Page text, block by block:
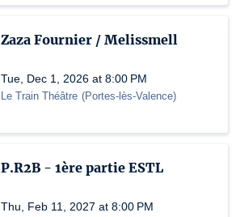
Zaza Fournier / Melissmell
Tue, Dec 1, 2026 at 8:00 PM
Le Train Théâtre (Portes-lès-Valence)
P.R2B - 1ère partie ESTL
Thu, Feb 11, 2027 at 8:00 PM